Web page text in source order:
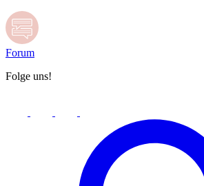
Forum
Folge uns!